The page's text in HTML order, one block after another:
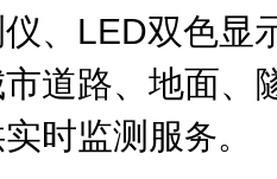
、LED双色显
道路、地面、
时监测服务。